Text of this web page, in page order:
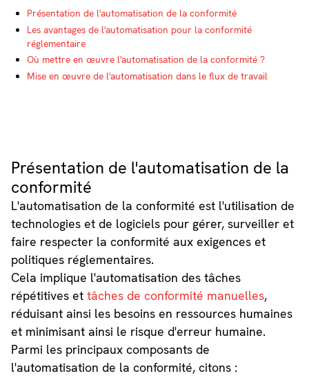
Présentation de l'automatisation de la conformité
Les avantages de l'automatisation pour la conformité
réglementaire
Où mettre en œuvre l'automatisation de la conformité ?
Mise en œuvre de l'automatisation dans le flux de travail
Présentation de l'automatisation de la
conformité
L'automatisation de la conformité est l'utilisation de
technologies et de logiciels pour gérer, surveiller et
faire respecter la conformité aux exigences et
politiques réglementaires.
Cela implique l'automatisation des tâches
répétitives et tâches de conformité manuelles,
réduisant ainsi les besoins en ressources humaines
et minimisant ainsi le risque d'erreur humaine.
Parmi les principaux composants de
l'automatisation de la conformité, citons :